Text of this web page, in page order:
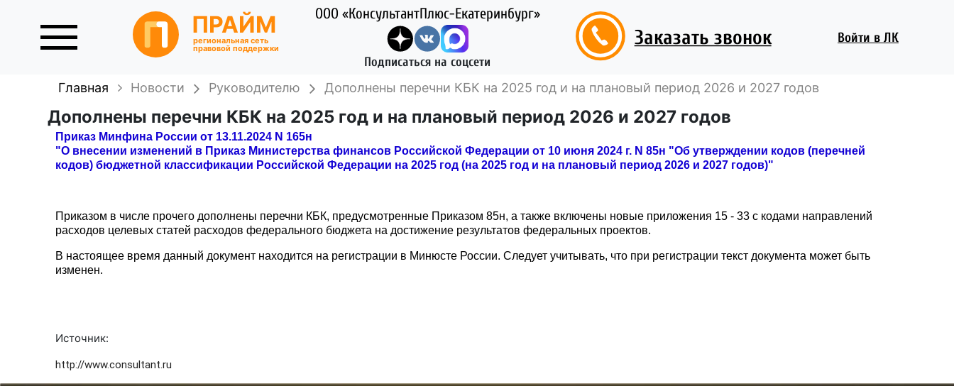
ПРАЙМ
региональная сеть
правовой поддержки
ООО «КонсультантПлюс-Екатеринбург»
Подписаться на соцсети
Заказать звонок Войти в ЛК
Главная Новости Руководителю Дополнены перечни КБК на 2025 год и на плановый период 2026 и 2027 годов
Дополнены перечни КБК на 2025 год и на плановый период 2026 и 2027 годов
Приказ Минфина России от 13.11.2024 N 165н
"О внесении изменений в Приказ Министерства финансов Российской Федерации от 10 июня 2024 г. N 85н "Об утверждении кодов (перечней
кодов) бюджетной классификации Российской Федерации на 2025 год (на 2025 год и на плановый период 2026 и 2027 годов)"
Приказом в числе прочего дополнены перечни КБК, предусмотренные Приказом 85н, а также включены новые приложения 15 - 33 с кодами направлений
расходов целевых статей расходов федерального бюджета на достижение результатов федеральных проектов.
В настоящее время данный документ находится на регистрации в Минюсте России. Следует учитывать, что при регистрации текст документа может быть
изменен.
Источник:
http://www.consultant.ru